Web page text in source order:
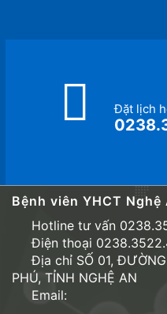
Đặt lịch
Bệnh viên YHCT Nghệ
Hotline tư vấn
Điện thoại
Địa chỉ SỐ 01,
PHÚ, TỈNH NGHỆ AN
Email: